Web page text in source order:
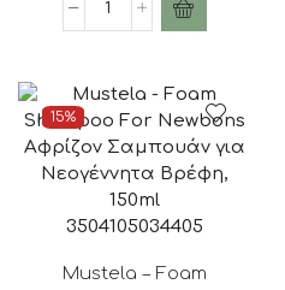
was:
47,00 €. είναι:
Mustela
Kit
Promo
Pack,
Κιτ
Βρεφικής
Περιποίησης
Υγρά
15%
3504105034405
Mustela – Foam